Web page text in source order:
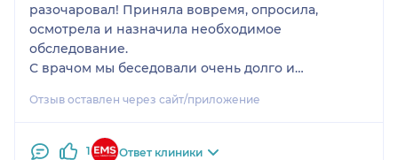
разочаровал! Приняла вовремя, опросила,
осмотрела и назначила необходимое
обследование.
С врачом мы беседовали очень долго и
консультацию.
раз , прекрасный специалист!
Отзыв оставлен через сайт/приложение
1 Ответ клиники